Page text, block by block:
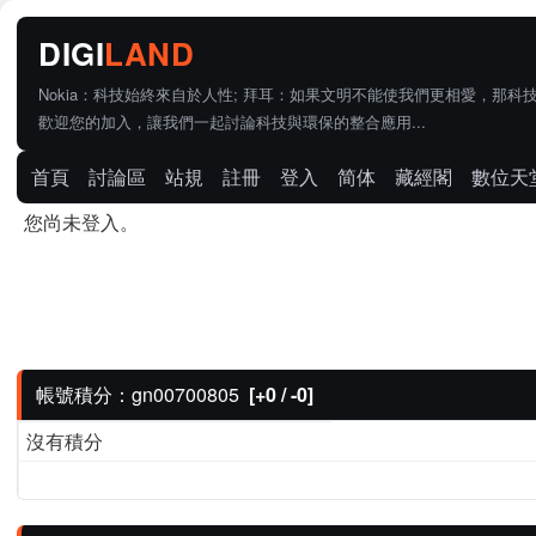
Nokia：科技始終來自於人性; 拜耳：如果文明不能使我們更相愛，那科
歡迎您的加入，讓我們一起討論科技與環保的整合應用...
首頁 討論區 站規 註冊 登入 简体 藏經閣
數位天
您尚未登入。
帳號積分：gn00700805 [+0 / -0]
沒有積分